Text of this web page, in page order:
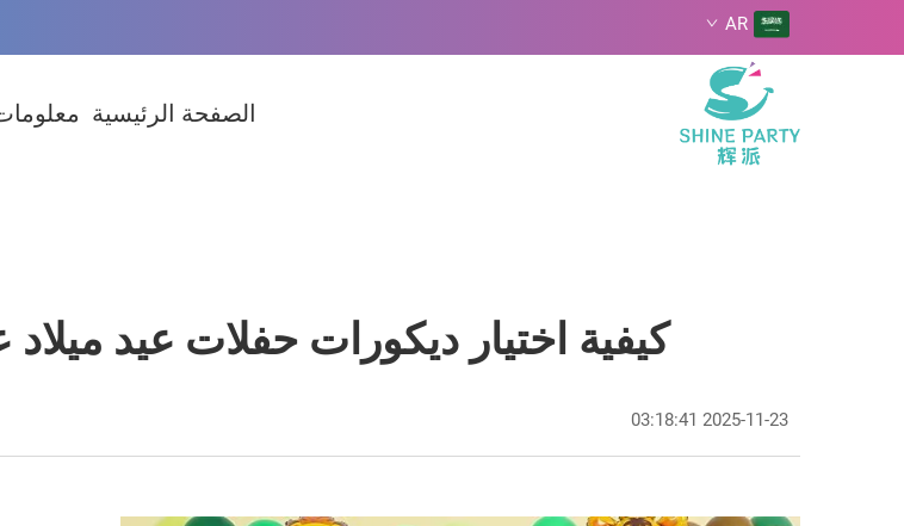
AR
الصفحة الرئيسية
كيفية اختيار ديكورات حفلات عيد ميلاد
2025-11-23 03:18:41